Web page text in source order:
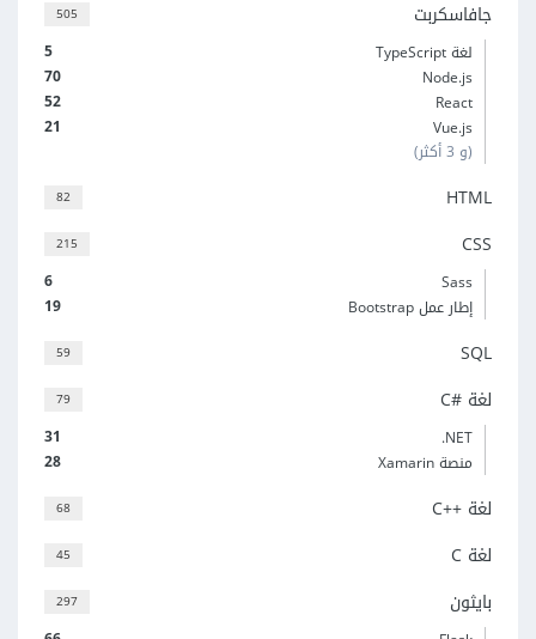
505 جافاسكربت
5
لغة TypeScript
70
Node.js
52
React
21
Vue.js
(و 3 أكثر)
82 HTML
215 CSS
6
Sass
19
إطار عمل Bootstrap
59 SQL
79 لغة C#‎
31
‎.NET
28
منصة Xamarin
68 لغة C++‎
45 لغة C
297 بايثون